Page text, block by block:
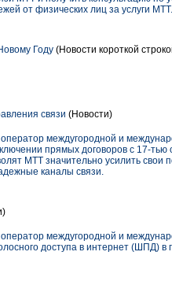
от физических лиц за услуги МТТ.
Году (Новости короткой
связи (Новости)
междугородной и
прямых договоров с 17-
МТТ значительно усилить свои
каналы связи.
междугородной и
доступа в интернет (ШПД) в